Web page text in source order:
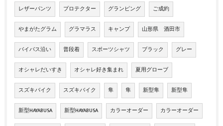
レザーパンツ プロテクター グランピング ご成約
やまがたグラム グラマラス キャンプ 山形県 酒田市
バイパス沿い 普段着 スポーツシャツ ブラック グレー
オシャレだいすき オシャレ好き集まれ 夏用グローブ
スズキバイク スズキバイク 隼 隼 新型隼 新型隼
新型HAYABUSA 新型HAYABUSA カラーオーダー カラーオーダー